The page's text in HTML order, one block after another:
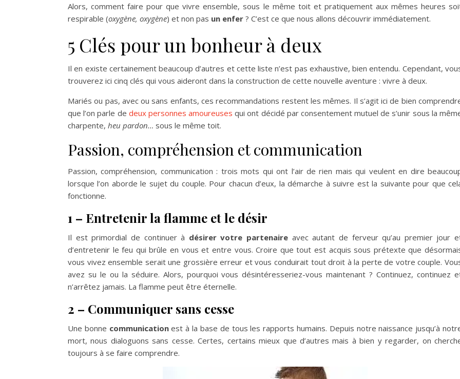
Alors, comment faire pour que vivre ensemble, sous le même toit et pratiquement aux mêmes heures
respirable (oxygène, oxygène) et non pas un enfer ? C’est ce que nous allons découvrir immédiatement.
5 Clés pour un bonheur à deux
Il en existe certainement beaucoup d’autres et cette liste n’est pas exhaustive, bien entendu. Cependant,
trouverez ici cinq clés qui vous aideront dans la construction de cette nouvelle aventure : vivre à deux.
Mariés ou pas, avec ou sans enfants, ces recommandations restent les mêmes. Il s’agit ici de bien
que l’on parle de deux personnes amoureuses qui ont décidé par consentement mutuel de s’unir sous la
charpente, heu pardon… sous le même toit.
Passion, compréhension et communication
Passion, compréhension, communication : trois mots qui ont l’air de rien mais qui veulent en dire
lorsque l’on aborde le sujet du couple. Pour chacun d’eux, la démarche à suivre est la suivante pour que
fonctionne.
1 – Entretenir la flamme et le désir
Il est primordial de continuer à désirer votre partenaire avec autant de ferveur qu’au premier jour
d’entretenir le feu qui brûle en vous et entre vous. Croire que tout est acquis sous prétexte que
vous vivez ensemble serait une grossière erreur et vous conduirait tout droit à la perte de votre couple.
avez su le ou la séduire. Alors, pourquoi vous désintéresseriez-vous maintenant ? Continuez, continuez
n’arrêtez jamais. La flamme peut être éternelle.
2 – Communiquer sans cesse
Une bonne communicationest à la base de tous les rapports humains. Depuis notre naissance jusqu’à
mort, nous dialoguons sans cesse. Certes, certains mieux que d’autres mais à bien y regarder, on
toujours à se faire comprendre.